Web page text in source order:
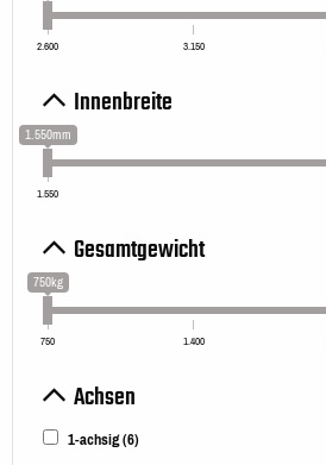
2.600 3.150
Innenbreite
1.550mm
1.550
Gesamtgewicht
750kg
750 1.400
Achsen
1-achsig(6)